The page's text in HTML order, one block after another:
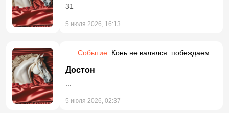
31
5 июля 2026, 16:13
Событие: Конь не валялся: побеждаем
Достон
5 июля 2026, 02:37